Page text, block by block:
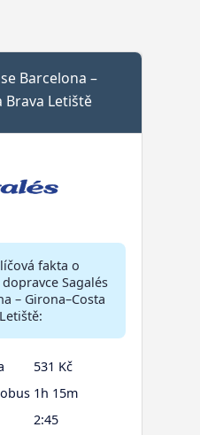
Barcelona –
Brava Letiště
fakta o
Sagalés
– Girona–Costa
531 Kč
1h 15m
2:45